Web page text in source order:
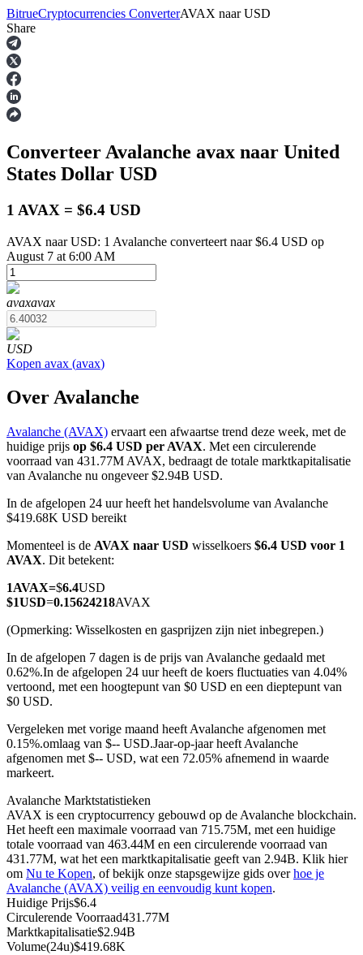
Termijncontracten
USDT-futures
COIN-M-futures
Cryptocurrency-futures
TradFi
Derivaten voor aandelen, forex, edelmetalen en grondstoffen
Futures met USDC als onderpand
Kopiëren Handel
Sluit je aan bij top traders
BitrueCryptocurrencies ConverterAVAX naar USD
Share
Converteer Avalanche avax naar United
States Dollar USD
1 AVAX = $6.4 USD
AVAX naar USD: 1 Avalanche converteert naar $6.4 USD op
August 7 at 6:00 AM
avaxavax
USD
Kopen avax (avax)
Over Avalanche
Avalanche (AVAX) ervaart een afwaartse trend deze week, met de
huidige prijs op $6.4 USD per AVAX. Met een circulerende
voorraad van 431.77M AVAX, bedraagt de totale marktkapitalisatie
van Avalanche nu ongeveer $2.94B USD.
In de afgelopen 24 uur heeft het handelsvolume van Avalanche
$419.68K USD bereikt
Momenteel is de AVAX naar USD wisselkoers $6.4 USD voor 1
AVAX. Dit betekent:
1AVAX=$6.4USD
$1USD=0.15624218AVAX
(Opmerking: Wisselkosten en gasprijzen zijn niet inbegrepen.)
In de afgelopen 7 dagen is de prijs van Avalanche gedaald met
0.62%.In de afgelopen 24 uur heeft de koers fluctuaties van 4.04%
vertoond, met een hoogtepunt van $0 USD en een dieptepunt van
$0 USD.
Vergeleken met vorige maand heeft Avalanche afgenomen met
0.15%.omlaag van $-- USD.Jaar-op-jaar heeft Avalanche
afgenomen met $-- USD, wat een 72.05% afnemend in waarde
markeert.
Avalanche Marktstatistieken
AVAX is een cryptocurrency gebouwd op de Avalanche blockchain.
Het heeft een maximale voorraad van 715.75M, met een huidige
totale voorraad van 463.44M en een circulerende voorraad van
431.77M, wat het een marktkapitalisatie geeft van 2.94B. Klik hier
om Nu te Kopen, of bekijk onze stapsgewijze gids overhoe je
Avalanche (AVAX) veilig en eenvoudig kunt kopen.
Huidige Prijs$6.4
Circulerende Voorraad431.77M
Marktkapitalisatie$2.94B
Volume(24u)$419.68K